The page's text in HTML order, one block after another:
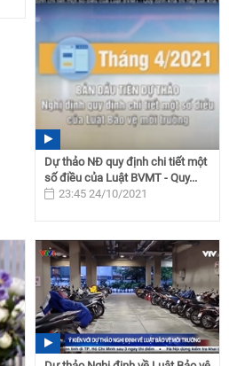
Dự thảo NĐ quy định chi tiết một
số điều của Luật BVMT - Quy...
23:45 24/10/2021